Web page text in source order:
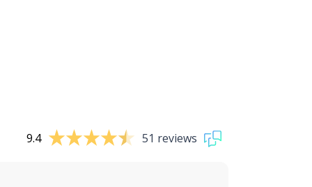
9.4 51 reviews